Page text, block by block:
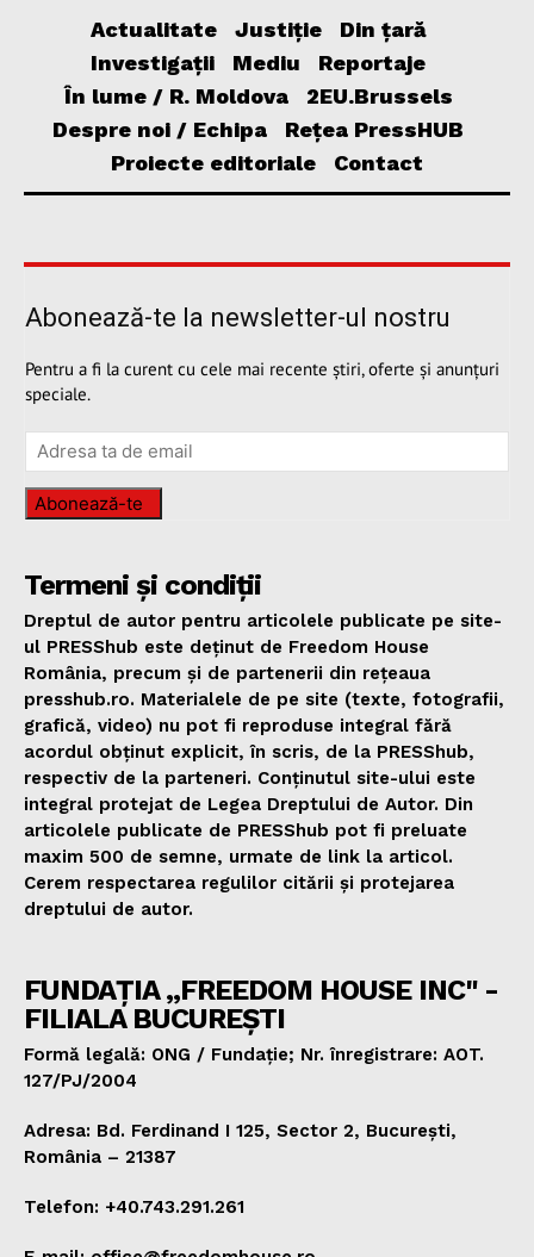
Actualitate Justiție
Din țară
Investigații
Mediu
Reportaje
În lume / R. Moldova
2EU.Brussels
Despre noi / Echipa
Rețea PressHUB
Proiecte editoriale
Contact
Abonează-te la newsletter-ul nostru
Pentru a fi la curent cu cele mai recente știri, oferte și anunțuri
speciale.
Abonează-te
Termeni și condiții
Dreptul de autor pentru articolele publicate pe site-
ul PRESShub este deținut de Freedom House
România, precum și de partenerii din rețeaua
presshub.ro. Materialele de pe site (texte, fotografii,
grafică, video) nu pot fi reproduse integral fără
acordul obținut explicit, în scris, de la PRESShub,
respectiv de la parteneri. Conținutul site-ului este
integral protejat de Legea Dreptului de Autor. Din
articolele publicate de PRESShub pot fi preluate
maxim 500 de semne, urmate de link la articol.
Cerem respectarea regulilor citării și protejarea
dreptului de autor.
FUNDAȚIA „FREEDOM HOUSE INC" -
FILIALA BUCUREȘTI
Formă legală: ONG / Fundație; Nr. înregistrare: AOT.
127/PJ/2004
Adresa: Bd. Ferdinand I 125, Sector 2, București,
România – 21387
Telefon: +40.743.291.261